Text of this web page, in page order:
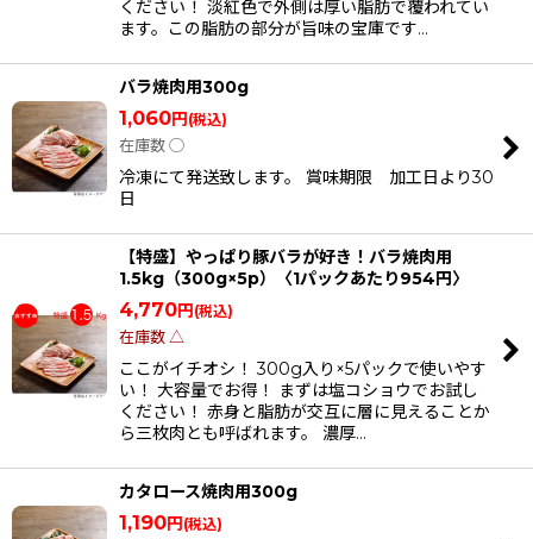
ください！ 淡紅色で外側は厚い脂肪で覆われてい
ます。この脂肪の部分が旨味の宝庫です…
バラ焼肉用300g
1,060円 (税込)
在庫数 ◯
冷凍にて発送致します。 賞味期限 加工日より30
日
【特盛】やっぱり豚バラが好き！バラ焼肉用
1.5kg（300g×5p）〈1パックあたり954円〉
4,770円 (税込)
在庫数 △
ここがイチオシ！ 300g入り×5パックで使いやす
い！ 大容量でお得！ まずは塩コショウでお試し
ください！ 赤身と脂肪が交互に層に見えることか
ら三枚肉とも呼ばれます。 濃厚…
カタロース焼肉用300g
1,190円 (税込)